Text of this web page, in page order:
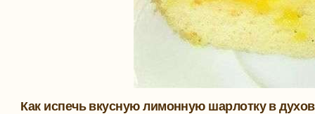
Как испечь вкусную лимонную шарлотку в